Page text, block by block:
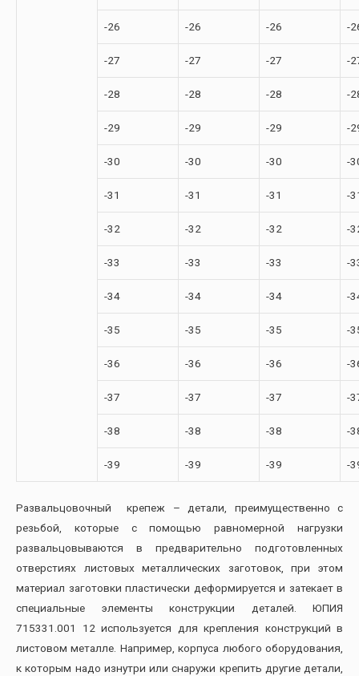
-26 -26 -26 -
-27 -27 -27 -
-28 -28 -28 -
-29 -29 -29 -
-30 -30 -30 -
-31 -31 -31 -
-32 -32 -32 -
-33 -33 -33 -
-34 -34 -34 -
-35 -35 -35 -
-36 -36 -36 -
-37 -37 -37 -
-38 -38 -38 -
-39 -39 -39 -
Развальцовочный крепеж – детали, преимущественно с
резьбой, которые с помощью равномерной нагрузки
развальцовываются в предварительно подготовленных
отверстиях листовых металлических заготовок, при этом
материал заготовки пластически деформируется и затекает в
специальные элементы конструкции деталей. ЮПИЯ
715331.001 12 используется для крепления конструкций в
листовом металле. Например, корпуса любого оборудования,
к которым надо изнутри или снаружи крепить другие детали,